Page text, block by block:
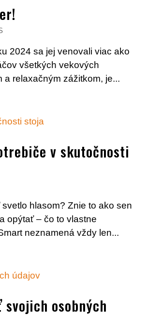
2024 sa jej venovali viac ako
všetkých vekových
a relaxačným zážitkom, je...
v skutočnosti
hlasom? Znie to ako sen
opýtať – čo to vlastne
neznamená vždy len...
osobných